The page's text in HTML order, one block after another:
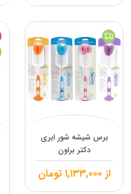
برس شیشه شور ابری
دکتر براون
از ۱,۱۳۳,۰۰۰ تومان